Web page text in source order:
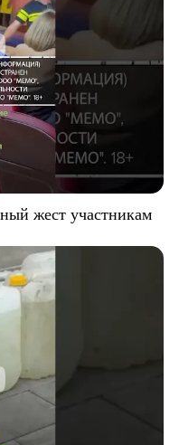
жест участникам